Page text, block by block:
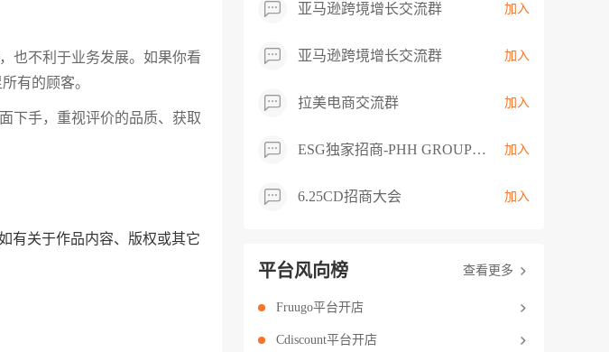
也不利于业务发展。如果你看
有的顾客。
下手，重视评价的品质、获取
有关于作品内容、版权或其它
亚马逊跨境增长交流群 加入
亚马逊跨境增长交流群 加入
拉美电商交流群 加入
ESG独家招商-PHH GROUP卖家交流群 加入
6.25CD招商大会 加入
平台风向榜 查看更多
Fruugo平台开店
Cdiscount平台开店